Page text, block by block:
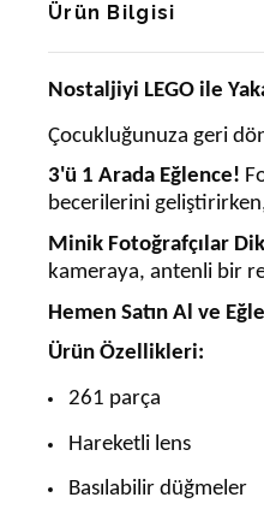
Ürün Bilgisi
Nostaljiyi LEGO ile
Çocukluğunuza geri
3'ü 1 Arada Eğlence!
becerilerini geliştirirken,
Minik Fotoğrafçılar
kameraya, antenli bir
Hemen Satın Al ve
Ürün Özellikleri:
261 parça
Hareketli lens
Basılabilir düğmeler